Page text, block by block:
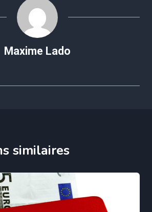
Maxime Lado
similaires